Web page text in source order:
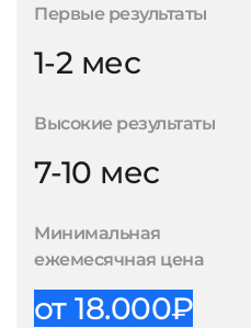
Первые результаты
1-2 мес
Высокие результаты
7-10 мес
Минимальная
ежемесячная цена
от 18.000₽